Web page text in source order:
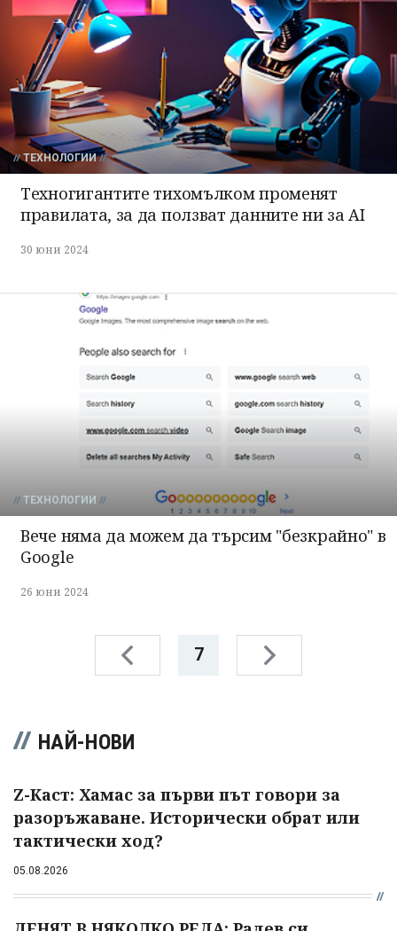
ТЕХНОЛОГИИ
Техногигантите тихомълком променят
правилата, за да ползват данните ни за AI
30 юни 2024
ТЕХНОЛОГИИ
Вече няма да можем да търсим "безкрайно" в
Google
26 юни 2024
7
НАЙ-НОВИ
Z-Каст: Хамас за първи път говори за
разоръжаване. Исторически обрат или
тактически ход?
05.08.2026